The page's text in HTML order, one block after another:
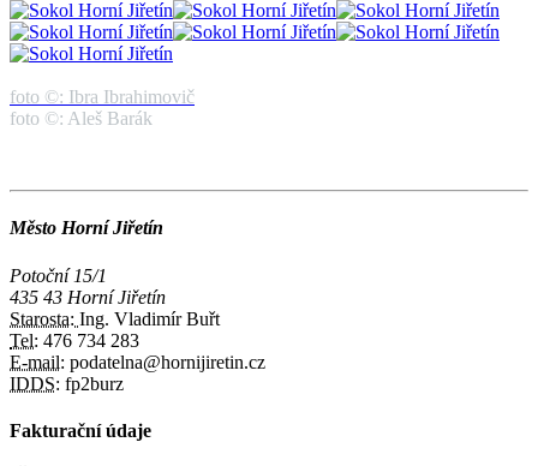
foto ©: Ibra Ibrahimovič
foto ©: Aleš Barák
Město Horní Jiřetín
Potoční 15/1
435 43 Horní Jiřetín
Starosta: Ing. Vladimír Buřt
Tel: 476 734 283
E-mail: podatelna@hornijiretin.cz
IDDS: fp2burz
Fakturační údaje